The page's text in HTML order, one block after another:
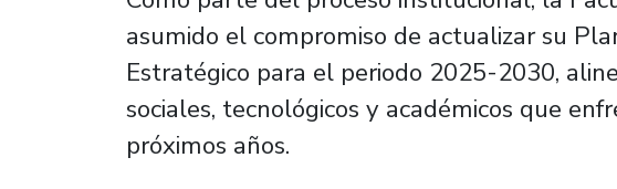
asumido el compromiso de actualizar su
Estratégico para el periodo 2025-2030,
sociales, tecnológicos y académicos que
próximos años.